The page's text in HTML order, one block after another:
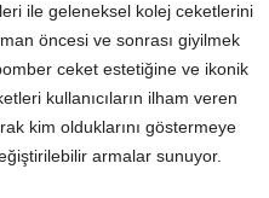
ile geleneksel kolej ceketlerini
öncesi ve sonrası giyilmek
ceket estetiğine ve ikonik
kullanıcıların ilham veren
kim olduklarını göstermeye
armalar sunuyor.